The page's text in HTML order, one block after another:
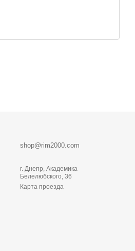
shop@rim2000.com
г. Днепр, Академика
Белелюбского, 36
Карта проезда